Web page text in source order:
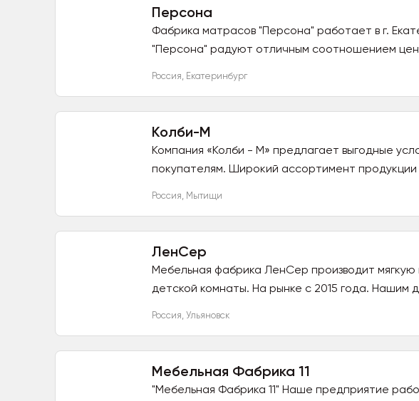
Персона
Фабрика матрасов "Персона" работает в г.
"Персона" радуют отличным соотношением
Россия, Екатеринбург
Колби-М
Компания «Колби - М» предлагает выгодные
покупателям. Широкий ассортимент
Россия, Мытищи
ЛенСер
Мебельная фабрика ЛенСер производит мягкую
детской комнаты. На рынке с 2015 года. Нашим
Россия, Ульяновск
Мебельная Фабрика 11
"Мебельная Фабрика 11" Наше предприятие